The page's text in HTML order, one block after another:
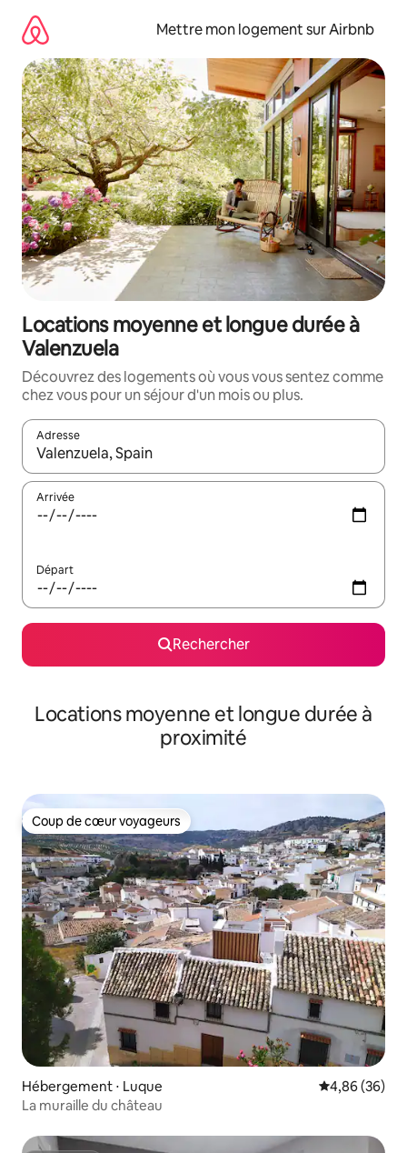
directement
contenu
Mettre mon logement sur Airbnb
Locations moyenne et longue durée à
Valenzuela
Découvrez des logements où vous vous sentez comme
chez vous pour un séjour d'un mois ou plus.
Adresse
Lorsque les résultats s'affichent, utilisez les flèches vers le
Arrivée
Départ
Rechercher
Locations moyenne et longue durée à
proximité
Coup de cœur voyageurs
Coup de cœur voyageurs
Hébergement ⋅ Luque Évaluation
4,86 (36)
La muraille du château